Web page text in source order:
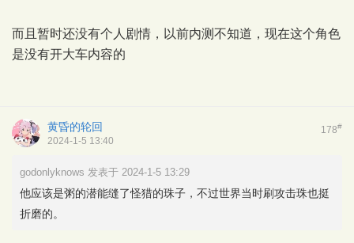
而且暂时还没有个人剧情，以前内测不知道，现在这个角色
是没有开大车内容的
178#
黄昏的轮回
2024-1-5 13:40
godonlyknows 发表于 2024-1-5 13:29
他应该是粥的潜能缝了怪猎的珠子，不过世界当时刷攻击珠也挺
折磨的。